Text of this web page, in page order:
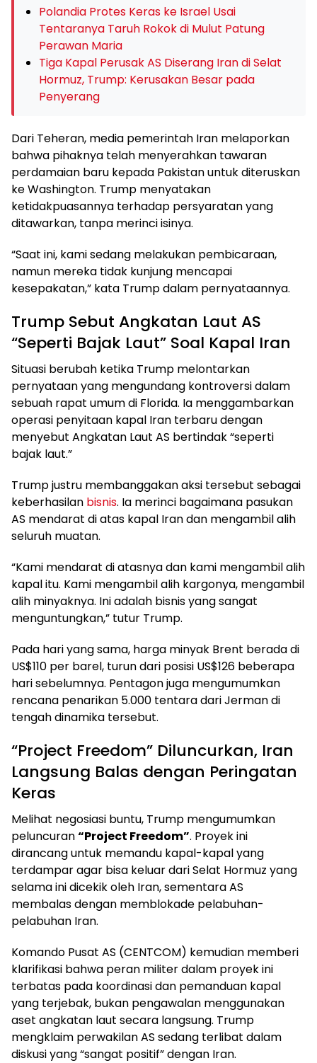
Polandia Protes Keras ke Israel Usai
Tentaranya Taruh Rokok di Mulut Patung
Perawan Maria
Tiga Kapal Perusak AS Diserang Iran di Selat
Hormuz, Trump: Kerusakan Besar pada
Penyerang
Dari Teheran, media pemerintah Iran melaporkan
bahwa pihaknya telah menyerahkan tawaran
perdamaian baru kepada Pakistan untuk diteruskan
ke Washington. Trump menyatakan
ketidakpuasannya terhadap persyaratan yang
ditawarkan, tanpa merinci isinya.
“Saat ini, kami sedang melakukan pembicaraan,
namun mereka tidak kunjung mencapai
kesepakatan,” kata Trump dalam pernyataannya.
Trump Sebut Angkatan Laut AS
“Seperti Bajak Laut” Soal Kapal Iran
Situasi berubah ketika Trump melontarkan
pernyataan yang mengundang kontroversi dalam
sebuah rapat umum di Florida. Ia menggambarkan
operasi penyitaan kapal Iran terbaru dengan
menyebut Angkatan Laut AS bertindak “seperti
bajak laut.”
Trump justru membanggakan aksi tersebut sebagai
keberhasilan bisnis. Ia merinci bagaimana pasukan
AS mendarat di atas kapal Iran dan mengambil alih
seluruh muatan.
“Kami mendarat di atasnya dan kami mengambil alih
kapal itu. Kami mengambil alih kargonya, mengambil
alih minyaknya. Ini adalah bisnis yang sangat
menguntungkan,” tutur Trump.
Pada hari yang sama, harga minyak Brent berada di
US$110 per barel, turun dari posisi US$126 beberapa
hari sebelumnya. Pentagon juga mengumumkan
rencana penarikan 5.000 tentara dari Jerman di
tengah dinamika tersebut.
“Project Freedom” Diluncurkan, Iran
Langsung Balas dengan Peringatan
Keras
Melihat negosiasi buntu, Trump mengumumkan
peluncuran“Project Freedom”. Proyek ini
dirancang untuk memandu kapal-kapal yang
terdampar agar bisa keluar dari Selat Hormuz yang
selama ini dicekik oleh Iran, sementara AS
membalas dengan memblokade pelabuhan-
pelabuhan Iran.
Komando Pusat AS (CENTCOM) kemudian memberi
klarifikasi bahwa peran militer dalam proyek ini
terbatas pada koordinasi dan pemanduan kapal
yang terjebak, bukan pengawalan menggunakan
aset angkatan laut secara langsung. Trump
mengklaim perwakilan AS sedang terlibat dalam
diskusi yang “sangat positif” dengan Iran.